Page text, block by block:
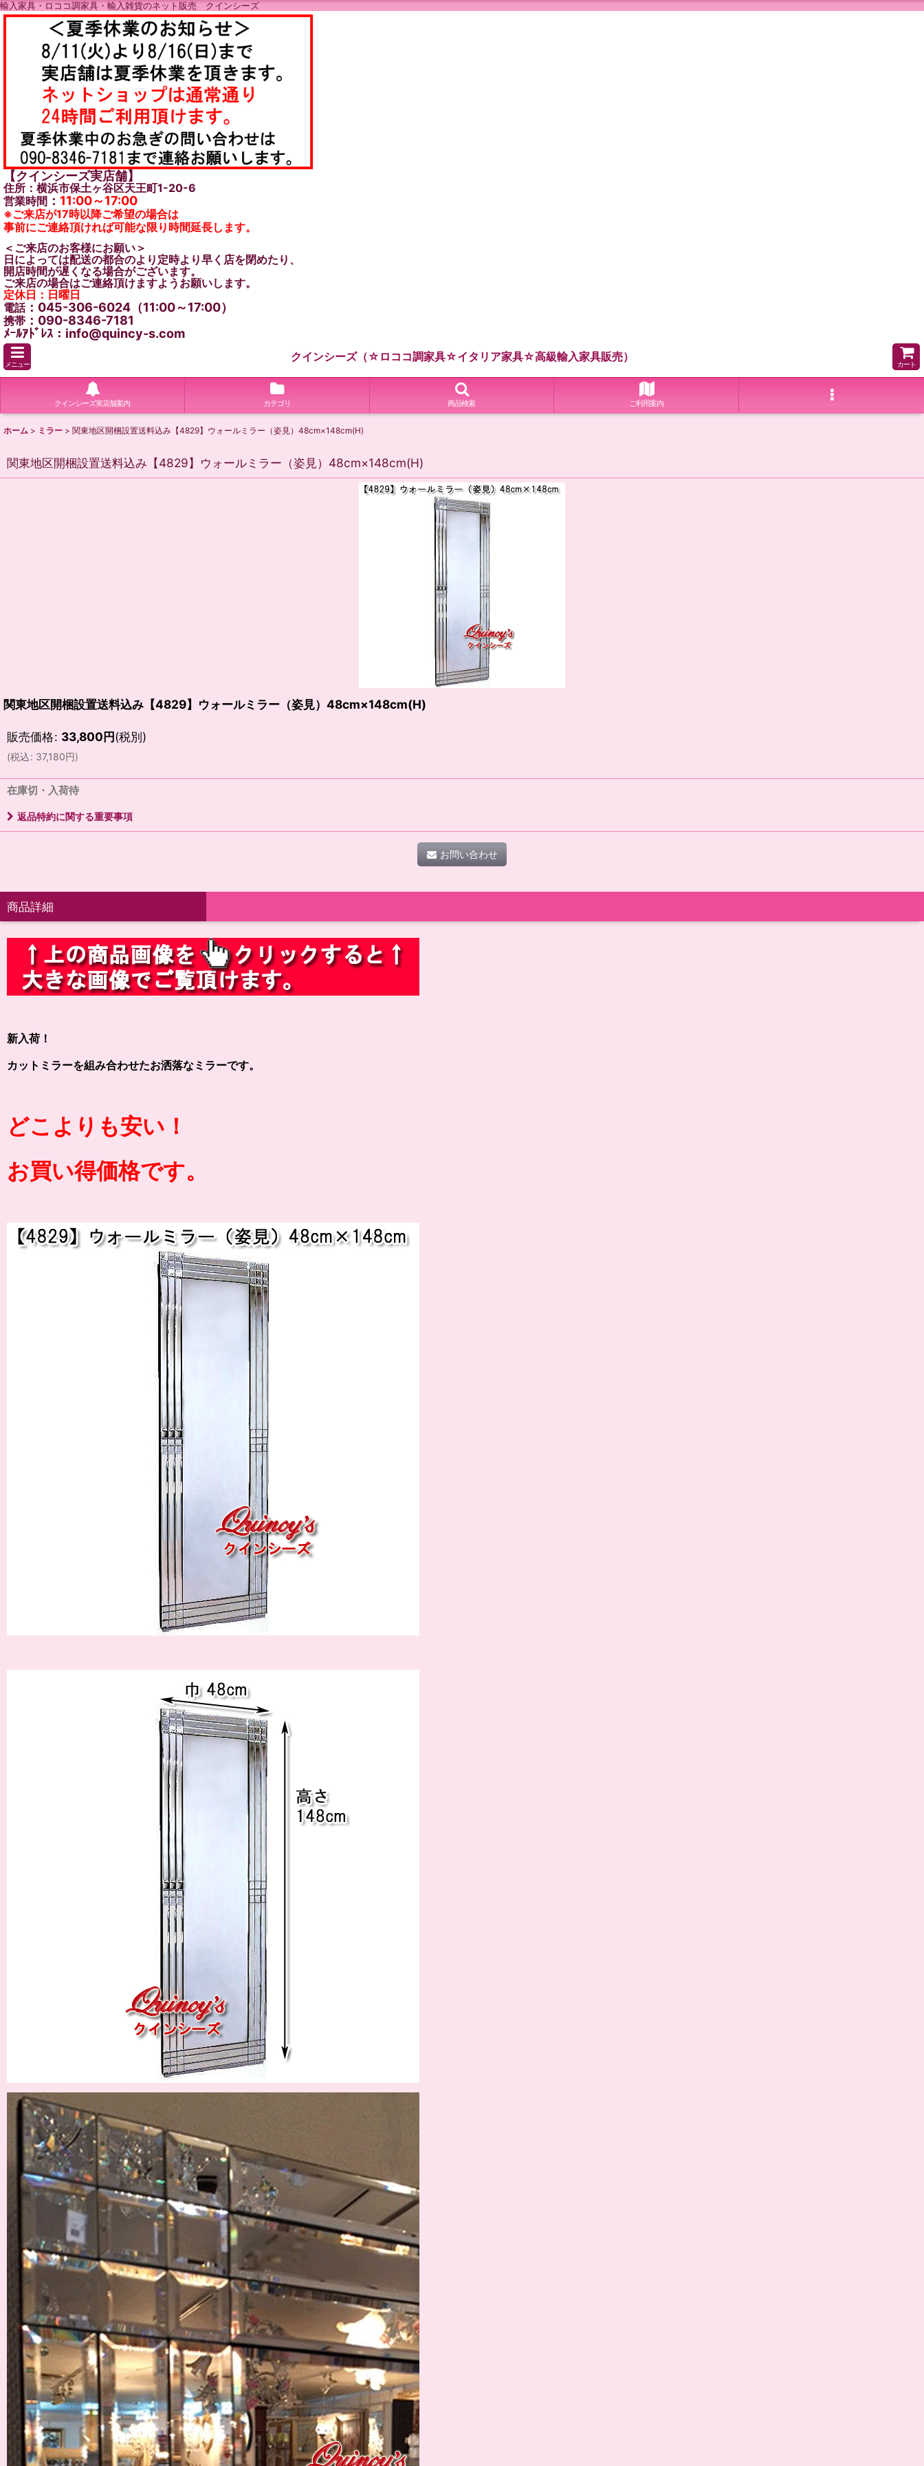
輸入家具・ロココ調家具・輸入雑貨のネット販売 クインシーズ
【クインシーズ実店舗】
住所：横浜市保土ヶ谷区天王町1-20-6
営業時間 ： 11:00～17:00
※ご来店が17時以降ご希望の場合は
事前にご連絡頂ければ可能な限り時間延長します。
＜ご来店のお客様にお願い＞
日によっては配送の都合のより定時より早く店を閉めたり、
開店時間が遅くなる場合がございます。
ご来店の場合はご連絡頂けますようお願いします。
定休日：日曜日
電話：045-306-6024（11:00～17:00）
携帯 ：090-8346-7181
ﾒｰﾙｱﾄﾞﾚｽ：info@quincy-s.com
メニュー
クインシーズ（☆ロココ調家具☆イタリア家具☆高級輸入家具販売）
カート
クインシーズ実店舗案内 カテゴリ 商品検索 ご利用案内
ホーム > ミラー > 関東地区開梱設置送料込み【4829】ウォールミラー（姿見）48cm×148cm(H)
関東地区開梱設置送料込み【4829】ウォールミラー（姿見）48cm×148cm(H)
関東地区開梱設置送料込み【4829】ウォールミラー（姿見）48cm×148cm(H)
販売価格: 33,800円(税別)
(税込: 37,180円)
在庫切・入荷待
返品特約に関する重要事項
お問い合わせ
商品詳細
新入荷！
カットミラーを組み合わせたお洒落なミラーです。
どこよりも安い！
お買い得価格です。